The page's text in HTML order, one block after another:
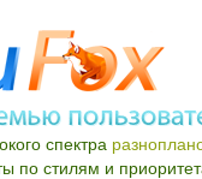
спектра
по стилям и